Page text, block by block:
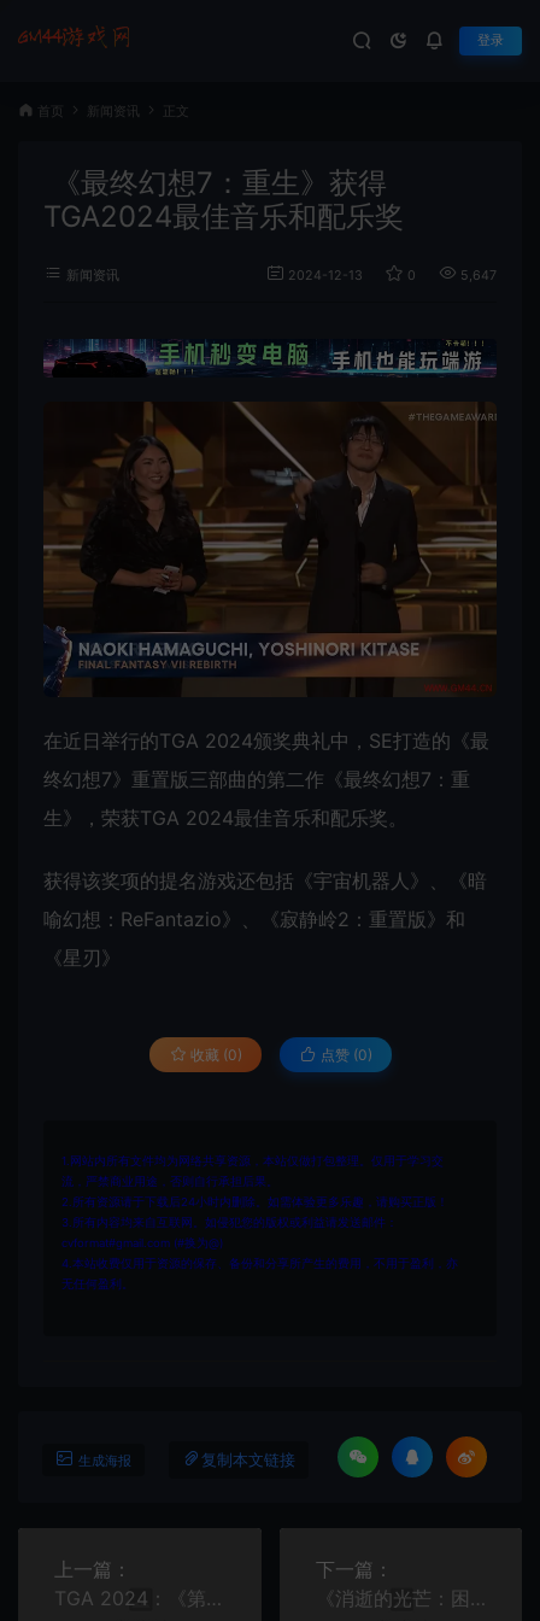
登录
首页 新闻资讯 正文
《最终幻想7：重生》获得
TGA2024最佳音乐和配乐奖
新闻资讯 2024-12-13 0 5,647
在近日举行的TGA 2024颁奖典礼中，SE打造的《最
终幻想7》重置版三部曲的第二作《最终幻想7：重
生》，荣获TGA 2024最佳音乐和配乐奖。
获得该奖项的提名游戏还包括《宇宙机器人》、《暗
喻幻想：ReFantazio》、《寂静岭2：重置版》和
《星刃》
收藏 (0) 点赞 (0)
1.网站内所有文件均为网络共享资源，本站仅做打包整理。仅用于学习交
流，严禁商业用途，否则自行承担后果。
2.所有资源请于下载后24小时内删除。如需体验更多乐趣，请购买正版！
3.所有内容均来自互联网。如侵犯您的版权或利益请发送邮件：
cvformat#gmail.com (#换为@)
4.本站收费仅用于资源的保存、备份和分享所产生的费用，不用于盈利，亦
无任何盈利。
生成海报 复制本文链接
上一篇：
TGA 2024：《第一狂战士：卡赞》2025年3月27日发售
下一篇：
《消逝的光芒：困兽》全新预告片反派男爵登场